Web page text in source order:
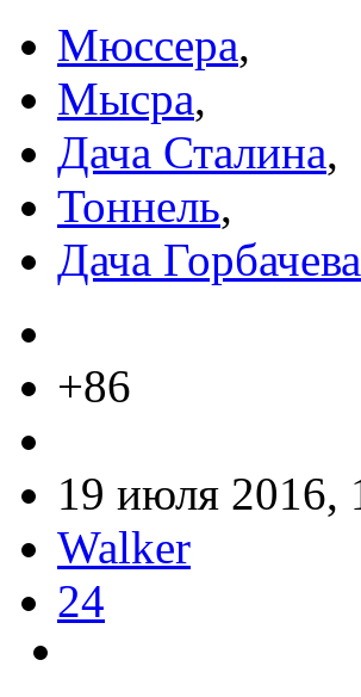
Мюссера,
Мысра,
Дача Сталина,
Тоннель,
Дача Горбачева
+86
19 июля 2016,
Walker
24